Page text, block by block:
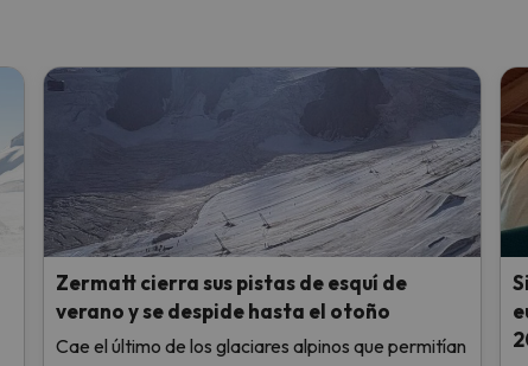
Zermatt cierra sus pistas de esquí de
verano y se despide hasta el otoño
Cae el último de los glaciares alpinos que permitían